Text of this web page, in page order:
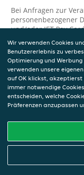
Bei Anfragen zur
personenbezogener
und/oder JET Pay
dir das JET Pay-
Arbeitgeber,
erforderlich, da JET
gewährt, eine
und den Schutz
Solltest du weitere
die Verarbeitung
kontaktieren wir dich
Tipps oder
Sicherheit
Wir verwenden Cookies
Benutzererlebnis zu
Optimierung und
verwenden unsere
auf OK klickst, akzeptierst
immer notwendige
entscheiden, welche
Präferenzen anzupassen